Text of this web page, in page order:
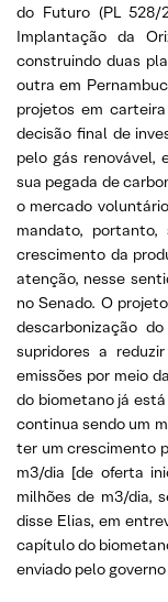
do Futuro (PL 528/
Implantação da
construindo duas
outra em
projetos em
decisão final de
pelo gás renovável,
sua pegada de
o mercado
mandato,
crescimento da
atenção, nesse
no Senado. O
descarbonização
supridores a
emissões por meio
do biometano já
continua sendo um
ter um crescimento
m3/dia [de oferta
milhões de m3/dia,
disse Elias, em
capítulo do
enviado pelo governo